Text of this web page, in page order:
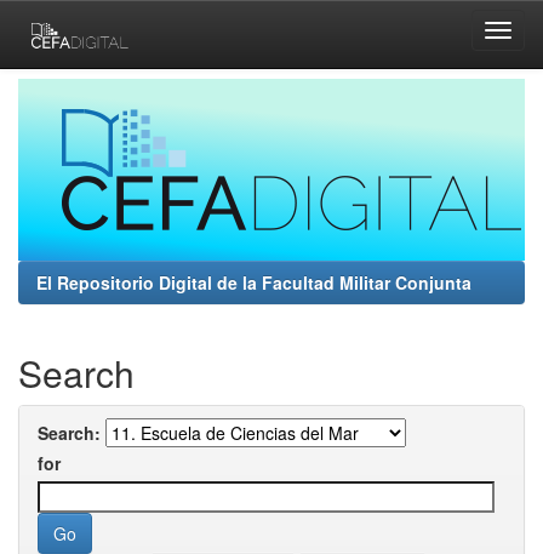
navigation
El Repositorio Digital de la Facultad Militar Conjunta
Search
Search:
for